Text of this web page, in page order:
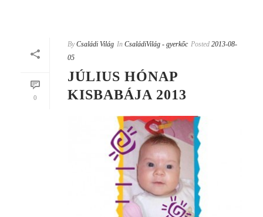
0
By Családi Világ In CsaládiVilág - gyerkőc Posted 2013-08-
05
JÚLIUS HÓNAP
KISBABÁJA 2013